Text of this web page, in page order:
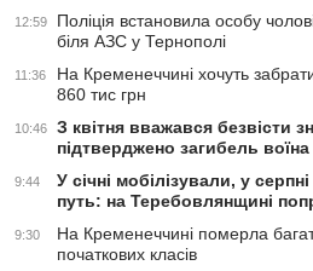
12:59
Поліція встановила особу
біля АЗС у Тернополі
11:36
На Кременеччині хочуть
860 тис грн
10:46
З квітня вважався безвісти
підтверджено загибель
9:44
У січні мобілізували, у
путь: на Теребовлянщині
9:30
На Кременеччині померла
початкових класів